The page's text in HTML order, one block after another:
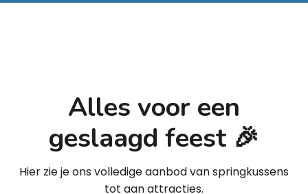
Alles voor een
geslaagd feest 🎉
Hier zie je ons volledige aanbod van springkussens
tot aan attracties.